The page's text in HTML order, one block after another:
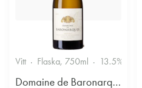
Vitt Flaska, 750ml 13.5%
Domaine de Baronarques